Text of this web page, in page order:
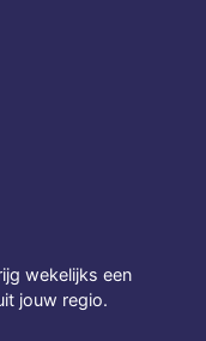
wekelijks een
jouw regio.